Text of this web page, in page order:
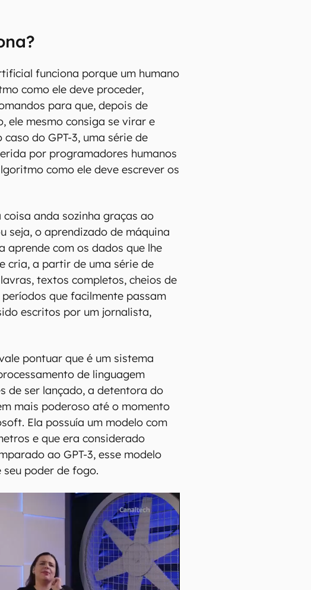
funciona porque um humano
como ele deve proceder,
para que, depois de
ele mesmo consiga se virar e
do GPT-3, uma série de
por programadores humanos
como ele deve escrever os
anda sozinha graças ao
seja, o aprendizado de máquina
com os dados que lhe
cria, a partir de uma série de
textos completos, cheios de
que facilmente passam
escritos por um jornalista,
pontuar que é um sistema
de linguagem
de ser lançado, a detentora do
mais poderoso até o momento
Ela possuía um modelo com
e que era considerado
ao GPT-3, esse modelo
seu poder de fogo.